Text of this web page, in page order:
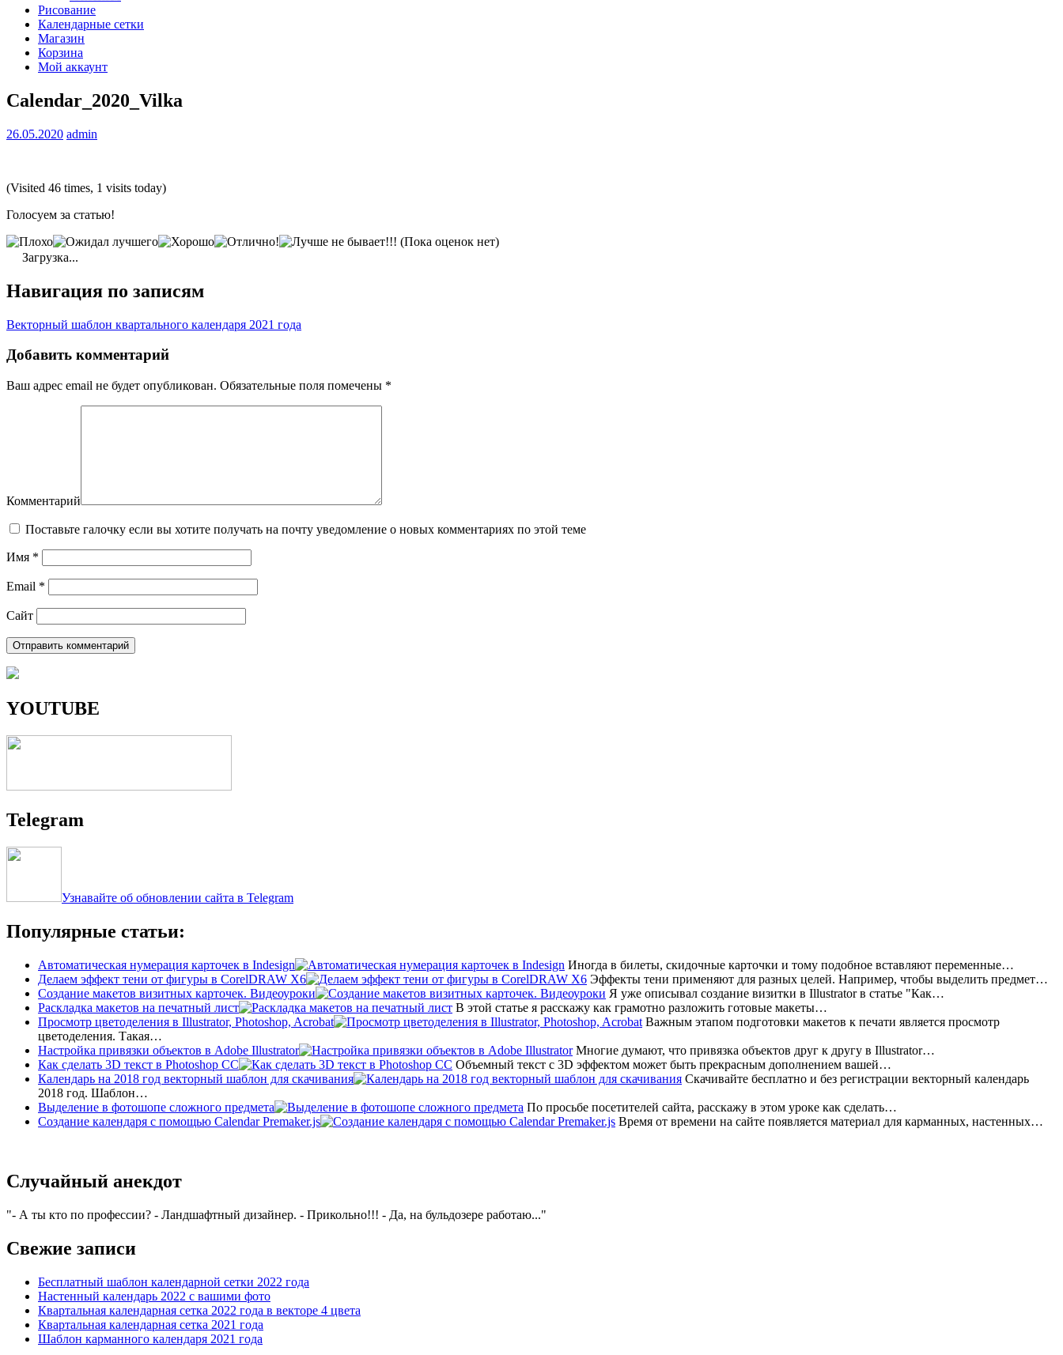
Рисование
Календарные сетки
Магазин
Корзина
Мой аккаунт
Calendar_2020_Vilka
26.05.2020 admin
(Visited 46 times, 1 visits today)
Голосуем за статью!
(Пока оценок нет)
Загрузка...
Навигация по записям
Векторный шаблон квартального календаря 2021 года
Добавить комментарий
Ваш адрес email не будет опубликован. Обязательные поля помечены *
Комментарий
Поставьте галочку если вы хотите получать на почту уведомление о новых комментариях по этой теме
Имя *
Email *
Сайт
YOUTUBE
Telegram
Узнавайте об обновлении сайта в Telegram
Популярные статьи:
Автоматическая нумерация карточек в Indesign
Иногда в билеты, скидочные карточки и тому подобное вставляют переменные…
Делаем эффект тени от фигуры в CorelDRAW X6
Эффекты тени применяют для разных целей. Например, чтобы выделить предмет…
Создание макетов визитных карточек. Видеоуроки
Я уже описывал создание визитки в Illustrator в статье "Как…
Раскладка макетов на печатный лист
В этой статье я расскажу как грамотно разложить готовые макеты…
Просмотр цветоделения в Illustrator, Photoshop, Acrobat
Важным этапом подготовки макетов к печати является просмотр
цветоделения. Такая…
Настройка привязки объектов в Adobe Illustrator
Многие думают, что привязка объектов друг к другу в Illustrator…
Как сделать 3D текст в Photoshop CC
Объемный текст с 3D эффектом может быть прекрасным дополнением вашей…
Календарь на 2018 год векторный шаблон для скачивания
Скачивайте бесплатно и без регистрации векторный календарь
2018 год. Шаблон…
Выделение в фотошопе сложного предмета
По просьбе посетителей сайта, расскажу в этом уроке как сделать…
Создание календаря с помощью Calendar Premaker.js
Время от времени на сайте появляется материал для карманных, настенных…
Случайный анекдот
- А ты кто по профессии? - Ландшафтный дизайнер. - Прикольно!!! - Да, на бульдозере работаю...
Свежие записи
Бесплатный шаблон календарной сетки 2022 года
Настенный календарь 2022 с вашими фото
Квартальная календарная сетка 2022 года в векторе 4 цвета
Квартальная календарная сетка 2021 года
Шаблон карманного календаря 2021 года